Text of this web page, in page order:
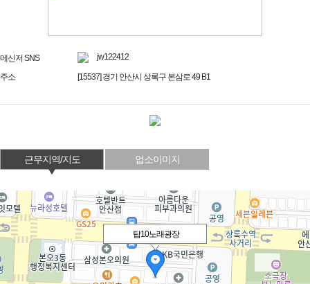
메신저 SNS jw122412
주소 [15537] 경기 안산시 상록구 본삼로 49 B1
근무지역/지도 업소이미지
탑10노래광장